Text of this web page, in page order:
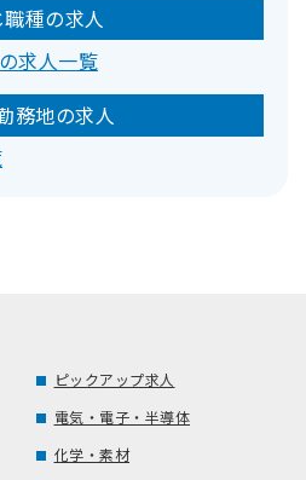
種の求人
求人一覧
務地の求人
ピックアップ求人
電気・電子・半導体
化学・素材